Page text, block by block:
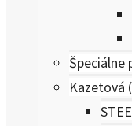
Špeciálne
Kazetová